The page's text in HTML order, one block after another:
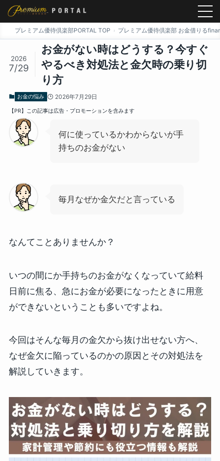
プレミアム優待倶楽部PORTAL TOP プレミアム優待倶楽部 お金借りる
お金がない時はどうする？今すぐ
やるべき対処法と金欠時の乗り切
り方
2026
7/29
お金の悩み 2026年7月29日
【PR】この記事は広告・プロモーションを含みます
何に使っているかわからないが手
持ちのお金がない
毎月なぜか金欠だと言っている
なんてことありませんか？
いつの間にか手持ちのお金がなくなっていて給料
日前に焦る、急にお金が必要になったときに用意
ができないということも多いですよね。
今回はそんな毎月の金欠から抜け出せない方へ、
なぜ金欠に陥っているのかの原因とその対処法を
解説していきます。